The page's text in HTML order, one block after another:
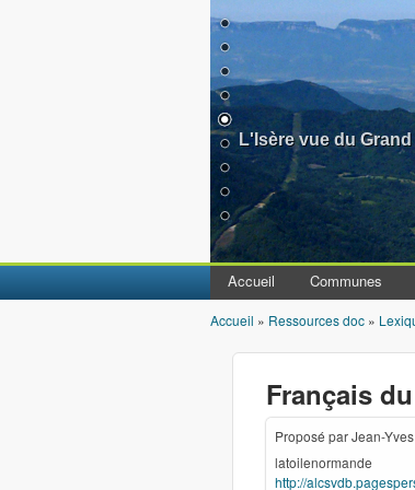
L'Isère vue du
Accueil Communes
Vous êtes ici
Accueil » Ressources doc »
Français
Proposé par Jean-
latoilenormande
http://